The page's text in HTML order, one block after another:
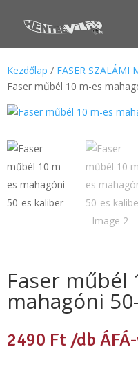
Kezdőlap / FASER SZALÁMI
Faser műbél 10 m-es
Faser műbél
mahagóni
2490 Ft /db